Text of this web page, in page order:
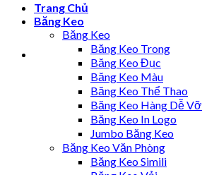
Trang Chủ
Băng Keo
Băng Keo
Băng Keo Trong
Băng Keo Đục
Băng Keo Màu
Băng Keo Thể Thao
Băng Keo Hàng Dễ Vỡ
Băng Keo In Logo
Jumbo Băng Keo
Băng Keo Văn Phòng
Băng Keo Simili